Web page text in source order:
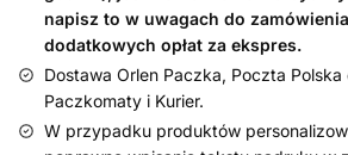
napisz to w uwagach do
dodatkowych opłat za ekspres.
Dostawa Orlen Paczka, Poczta Polska
Paczkomaty i Kurier.
W przypadku produktów